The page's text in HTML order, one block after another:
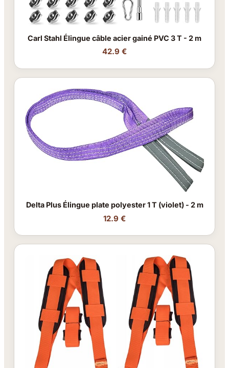
Carl Stahl Élingue câble acier gainé PVC 3 T - 2 m
42.9 €
Delta Plus Élingue plate polyester 1 T (violet) - 2 m
12.9 €